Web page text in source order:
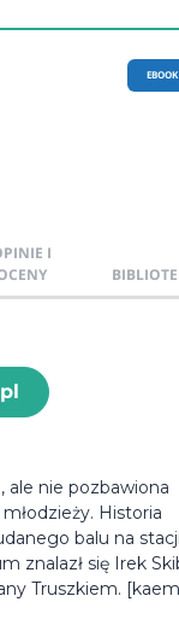
EBOOK
I
ale nie pozbawiona
Historia
balu na
znalazł się Irek
Truszkiem.